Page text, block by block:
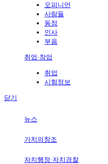
오피니언
사람들
동정
인사
부음
취업·창업
취업
시험정보
닫기
뉴스
가치의창조
자치행정·자치경찰